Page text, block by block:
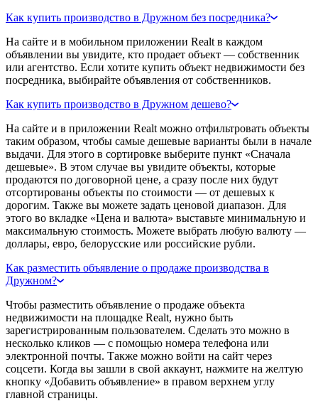
Как купить производство в Дружном без посредника?
На сайте и в мобильном приложении Realt в каждом
объявлении вы увидите, кто продает объект — собственник
или агентство. Если хотите купить объект недвижимости без
посредника, выбирайте объявления от собственников.
Как купить производство в Дружном дешево?
На сайте и в приложении Realt можно отфильтровать объекты
таким образом, чтобы самые дешевые варианты были в начале
выдачи. Для этого в сортировке выберите пункт «Сначала
дешевые». В этом случае вы увидите объекты, которые
продаются по договорной цене, а сразу после них будут
отсортированы объекты по стоимости — от дешевых к
дорогим. Также вы можете задать ценовой диапазон. Для
этого во вкладке «Цена и валюта» выставьте минимальную и
максимальную стоимость. Можете выбрать любую валюту —
доллары, евро, белорусские или российские рубли.
Как разместить объявление о продаже производства в
Дружном?
Чтобы разместить объявление о продаже объекта
недвижимости на площадке Realt, нужно быть
зарегистрированным пользователем. Сделать это можно в
несколько кликов — с помощью номера телефона или
электронной почты. Также можно войти на сайт через
соцсети. Когда вы зашли в свой аккаунт, нажмите на желтую
кнопку «Добавить объявление» в правом верхнем углу
главной страницы.